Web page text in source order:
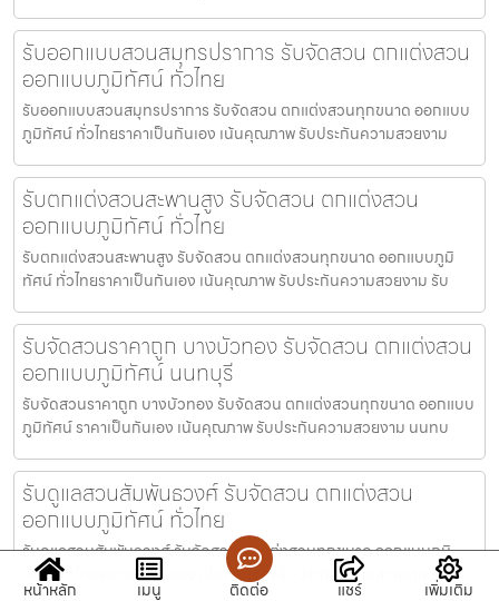
รับออกแบบสวนสมุทรปราการ รับจัดสวน ตกแต่งสวน
ออกแบบภูมิทัศน์ ทั่วไทย
รับออกแบบสวนสมุทรปราการ รับจัดสวน ตกแต่งสวนทุกขนาด ออกแบบ
ภูมิทัศน์ ทั่วไทยราคาเป็นกันเอง เน้นคุณภาพ รับประกันความสวยงาม
รับตกแต่งสวนสะพานสูง รับจัดสวน ตกแต่งสวน
ออกแบบภูมิทัศน์ ทั่วไทย
รับตกแต่งสวนสะพานสูง รับจัดสวน ตกแต่งสวนทุกขนาด ออกแบบภูมิ
ทัศน์ ทั่วไทยราคาเป็นกันเอง เน้นคุณภาพ รับประกันความสวยงาม รับ
รับจัดสวนราคาถูก บางบัวทอง รับจัดสวน ตกแต่งสวน
ออกแบบภูมิทัศน์ นนทบุรี
รับจัดสวนราคาถูก บางบัวทอง รับจัดสวน ตกแต่งสวนทุกขนาด ออกแบบ
ภูมิทัศน์ ราคาเป็นกันเอง เน้นคุณภาพ รับประกันความสวยงาม นนทบ
รับดูแลสวนสัมพันธวงศ์ รับจัดสวน ตกแต่งสวน
ออกแบบภูมิทัศน์ ทั่วไทย
รับดูแลสวนสัมพันธวงศ์ รับจัดสวน ตกแต่งสวนทุกขนาด ออกแบบภูมิ
ทัศน์ ทั่วไทยราคาเป็นกันเอง เน้นคุณภาพ รับประกันความสวยงาม รั
หน้าหลัก เมนู ติดต่อ แชร์ เพิ่มเติม